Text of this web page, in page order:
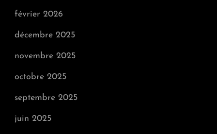
février 2026
décembre 2025
novembre 2025
octobre 2025
septembre 2025
juin 2025